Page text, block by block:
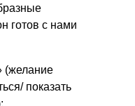
готов с нами
(желание
показать